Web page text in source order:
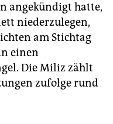
angekündigt hatte,
niederzulegen,
am Stichtag
einen
Die Miliz zählt
zufolge rund